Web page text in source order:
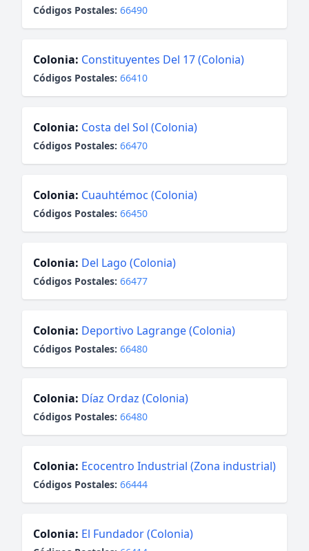
Códigos Postales: 66490
Colonia: Constituyentes Del 17 (Colonia)
Códigos Postales: 66410
Colonia: Costa del Sol (Colonia)
Códigos Postales: 66470
Colonia: Cuauhtémoc (Colonia)
Códigos Postales: 66450
Colonia: Del Lago (Colonia)
Códigos Postales: 66477
Colonia: Deportivo Lagrange (Colonia)
Códigos Postales: 66480
Colonia: Díaz Ordaz (Colonia)
Códigos Postales: 66480
Colonia: Ecocentro Industrial (Zona industrial)
Códigos Postales: 66444
Colonia: El Fundador (Colonia)